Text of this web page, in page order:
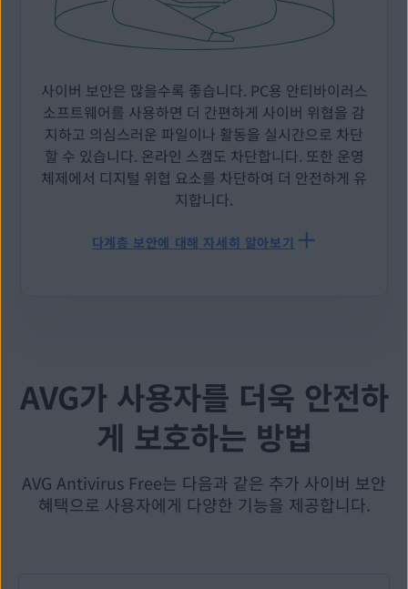
사이버 보안은 많을수록 좋습니다. PC용 안티바이러스
소프트웨어를 사용하면 더 간편하게 사이버 위협을 감
지하고 의심스러운 파일이나 활동을 실시간으로 차단
할 수 있습니다. 온라인 스캠도 차단합니다. 또한 운영
체제에서 디지털 위협 요소를 차단하여 더 안전하게 유
지합니다.
다계층 보안에 대해 자세히 알아보기
AVG가 사용자를 더욱 안전하
게 보호하는 방법
AVG Antivirus Free는 다음과 같은 추가 사이버 보안
혜택으로 사용자에게 다양한 기능을 제공합니다.